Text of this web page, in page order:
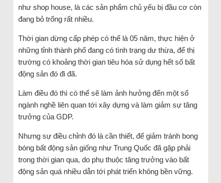
như shop house, là các sản phẩm chủ yếu bị đầu cơ còn
đang bỏ trống rất nhiều.
Thời gian dừng cấp phép có thể là 05 năm, thực hiện ở
những tỉnh thành phố đang có tình trạng dư thừa, để thị
trường có khoảng thời gian tiêu hóa sử dụng hết số bất
động sản đó đi đã.
Làm điều đó thì có thể sẽ làm ảnh hưởng đến một số
ngành nghề liên quan tới xây dựng và làm giảm sự tăng
trưởng của GDP.
Nhưng sự điều chỉnh đó là cần thiết, để giảm tránh bong
bóng bất động sản giống như Trung Quốc đã gặp phải
trong thời gian qua, do phụ thuộc tăng trưởng vào bất
động sản quá nhiều dẫn tới phát triển không bền vững.